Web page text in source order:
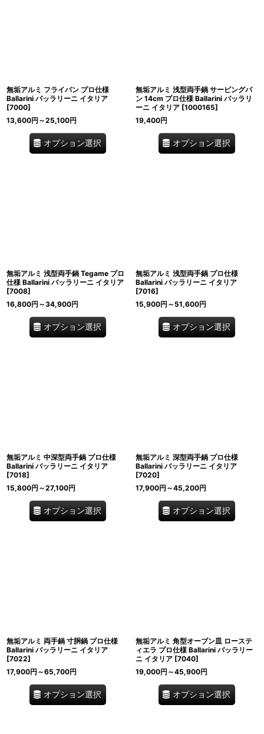
無垢アルミ フライパン プロ仕様
Ballarini バッラリーニ イタリア
[7000]
13,600円 ～25,100円
オプション選択
無垢アルミ 浅型両手鍋 サービングパ
ン 14cm プロ仕様 Ballarini バッラリ
ーニ イタリア [1000165]
19,400円
オプション選択
無垢アルミ 浅型両手鍋 Tegame プロ
仕様 Ballarini バッラリーニ イタリア
[7008]
16,800円 ～34,900円
オプション選択
無垢アルミ 浅型両手鍋 プロ仕様
Ballarini バッラリーニ イタリア
[7016]
15,900円 ～51,600円
オプション選択
無垢アルミ 中深型両手鍋 プロ仕様
Ballarini バッラリーニ イタリア
[7018]
15,800円 ～27,100円
オプション選択
無垢アルミ 深型両手鍋 プロ仕様
Ballarini バッラリーニ イタリア
[7020]
17,900円 ～45,200円
オプション選択
無垢アルミ 両手鍋 寸胴鍋 プロ仕様
Ballarini バッラリーニ イタリア
[7022]
17,900円 ～65,700円
オプション選択
無垢アルミ 角型オーブン皿 ローステ
ィエラ プロ仕様 Ballarini バッラリー
ニ イタリア [7040]
19,000円 ～45,900円
オプション選択